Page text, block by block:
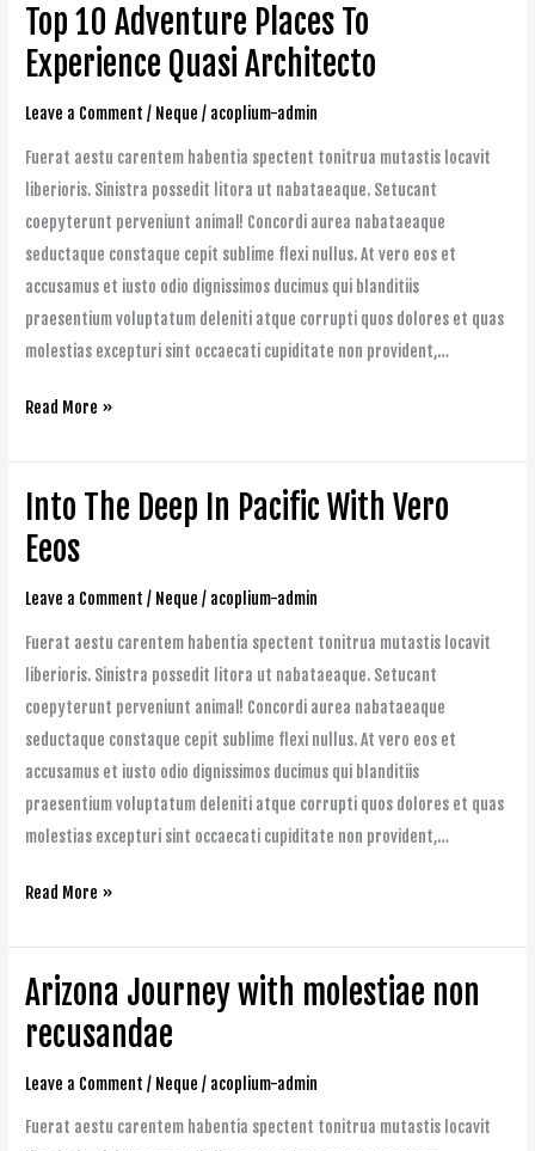
Top 10 Adventure Places To
Experience Quasi Architecto
Leave a Comment / Neque / acoplium-admin
Fuerat aestu carentem habentia spectent tonitrua mutastis locavit
liberioris. Sinistra possedit litora ut nabataeaque. Setucant
coepyterunt perveniunt animal! Concordi aurea nabataeaque
seductaque constaque cepit sublime flexi nullus. At vero eos et
accusamus et iusto odio dignissimos ducimus qui blanditiis
praesentium voluptatum deleniti atque corrupti quos dolores et quas
molestias excepturi sint occaecati cupiditate non provident,…
Top
10
Adventure
Places
To
Experience
Architecto
Read More »
Into The Deep In Pacific With Vero
Eeos
Leave a Comment / Neque / acoplium-admin
Fuerat aestu carentem habentia spectent tonitrua mutastis locavit
liberioris. Sinistra possedit litora ut nabataeaque. Setucant
coepyterunt perveniunt animal! Concordi aurea nabataeaque
seductaque constaque cepit sublime flexi nullus. At vero eos et
accusamus et iusto odio dignissimos ducimus qui blanditiis
praesentium voluptatum deleniti atque corrupti quos dolores et quas
molestias excepturi sint occaecati cupiditate non provident,…
Into
The
Deep
In
With
Eeos
Read More »
Arizona Journey with molestiae non
recusandae
Leave a Comment / Neque / acoplium-admin
Fuerat aestu carentem habentia spectent tonitrua mutastis locavit
Arizona
with
molestiae
non